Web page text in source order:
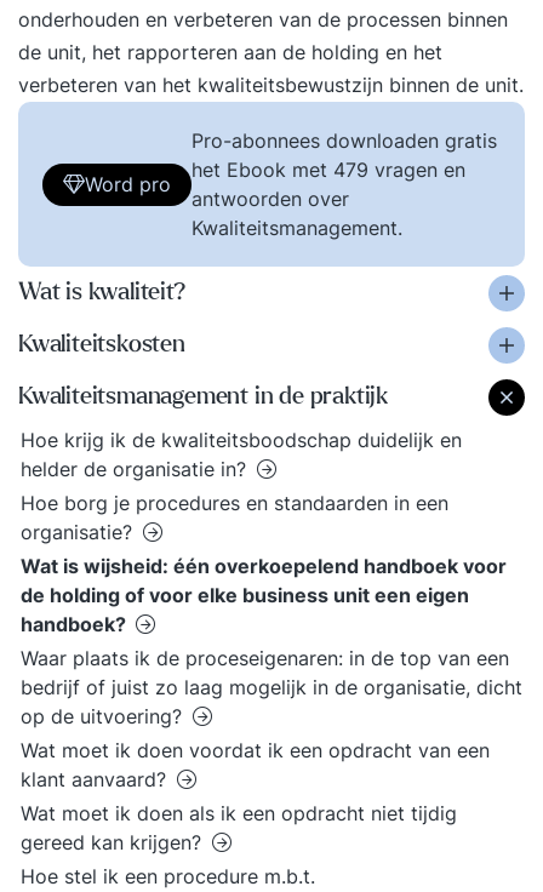
onderhouden en verbeteren van de processen binnen
de unit, het rapporteren aan de holding en het
verbeteren van het kwaliteitsbewustzijn binnen de unit.
Word pro
Pro-abonnees downloaden gratis
het Ebook met 479 vragen en
antwoorden over
Kwaliteitsmanagement.
Wat is kwaliteit?
Kwaliteitskosten
Kwaliteitsmanagement in de praktijk
Hoe krijg ik de kwaliteitsboodschap duidelijk en
helder de organisatie in?
Hoe borg je procedures en standaarden in een
organisatie?
Wat is wijsheid: één overkoepelend handboek voor
de holding of voor elke business unit een eigen
handboek?
Waar plaats ik de proceseigenaren: in de top van een
bedrijf of juist zo laag mogelijk in de organisatie, dicht
op de uitvoering?
Wat moet ik doen voordat ik een opdracht van een
klant aanvaard?
Wat moet ik doen als ik een opdracht niet tijdig
gereed kan krijgen?
Hoe stel ik een procedure m.b.t.